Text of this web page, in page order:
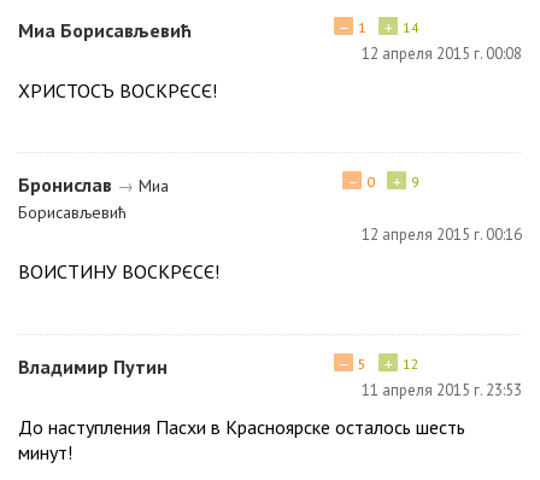
Миа Борисављевић + 14
− 1
12 апреля 2015 г. 00:08
ХРИСТОСЪ ВОСКРЄСЄ!
Бронислав → Миа
Борисављевић
+ 9
− 0
12 апреля 2015 г. 00:16
ВОИСТИНУ ВОСКРЄСЄ!
Владимир Путин + 12
− 5
11 апреля 2015 г. 23:53
До наступления Пасхи в Красноярске осталось шесть
минут!